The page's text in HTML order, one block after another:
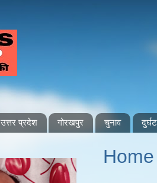
उत्तर प्रदेश गोरखपुर चुनाव
Home